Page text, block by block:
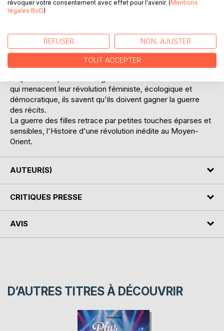
chargé-es d'écrire l'histoire de leur peuple. Ils se racontent
leurs guerre dans la guerre, de la résistance contre les
de libération des femmes à la mise en place d'une société
égalitaire au Rojava (au nord de la Syrie). Ils associent
Gabrielle, une française internationaliste, à leur démarche,
pour qu'elle puisse témoigner. Or écrire l'Histoire est
qui menacent leur révolution féministe, écologique et
démocratique, ils savent qu'ils doivent gagner la guerre
des récits.
La guerre des filles retrace par petites touches éparses et
sensibles, l'Histoire d'une révolution inédite au Moyen-
Orient.
AUTEUR(S)
CRITIQUES PRESSE
AVIS
D’AUTRES TITRES À DÉCOUVRIR
révoquer votre consentement avec effet pour l'avenir. (Mentions
légales BoD)
REFUSER NON, AJUSTER
TOUT ACCEPTER